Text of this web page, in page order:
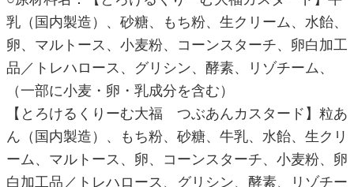
乳（国内製造）、砂糖、もち粉、生クリーム、水飴、
卵、マルトース、小麦粉、コーンスターチ、卵白加工
品／トレハロース、グリシン、酵素、リゾチーム、
（一部に小麦・卵・乳成分を含む）
【とろけるくりーむ大福 つぶあんカスタード】粒あ
ん（国内製造）、もち粉、砂糖、牛乳、水飴、生クリ
ーム、マルトース、卵、コーンスターチ、小麦粉、卵
白加工品／トレハロース、グリシン、酵素、リゾチー